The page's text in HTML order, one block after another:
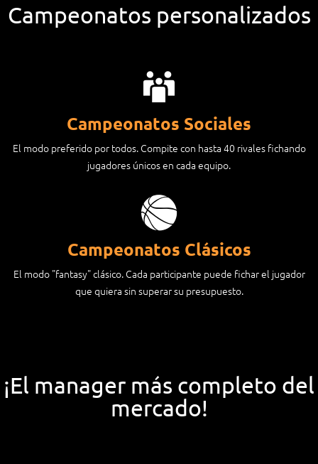
Campeonatos personalizados
Campeonatos Sociales
El modo preferido por todos. Compite con hasta 40 rivales fichando
jugadores únicos en cada equipo.
Campeonatos Clásicos
El modo "fantasy" clásico. Cada participante puede fichar el jugador
que quiera sin superar su presupuesto.
¡El manager más completo del
mercado!